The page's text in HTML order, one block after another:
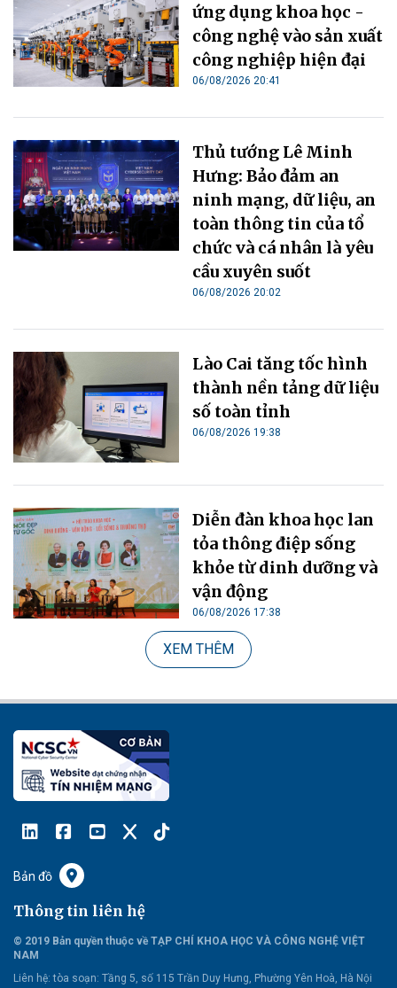
ứng dụng khoa học -
công nghệ vào sản xuất
công nghiệp hiện đại
06/08/2026 20:41
Thủ tướng Lê Minh
Hưng: Bảo đảm an
ninh mạng, dữ liệu, an
toàn thông tin của tổ
chức và cá nhân là yêu
cầu xuyên suốt
06/08/2026 20:02
Lào Cai tăng tốc hình
thành nền tảng dữ liệu
số toàn tỉnh
06/08/2026 19:38
Diễn đàn khoa học lan
tỏa thông điệp sống
khỏe từ dinh dưỡng và
vận động
06/08/2026 17:38
XEM THÊM
Bản đồ
Thông tin liên hệ
© 2019 Bản quyền thuộc về TẠP CHÍ KHOA HỌC VÀ CÔNG NGHỆ VIỆT
NAM
Liên hệ: tòa soạn: Tầng 5, số 115 Trần Duy Hưng, Phường Yên Hoà, Hà Nội